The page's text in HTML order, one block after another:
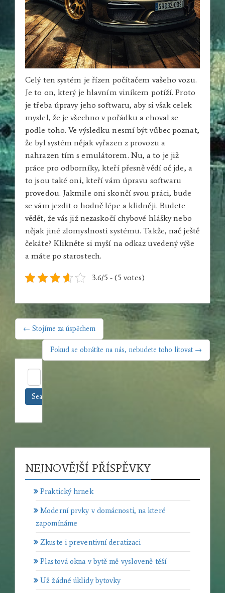
Celý ten systém je řízen počítačem vašeho vozu.
Je to on, který je hlavním viníkem potíží. Proto
je třeba úpravy jeho softwaru, aby si však celek
myslel, že je všechno v pořádku a choval se
podle toho. Ve výsledku nesmí být vůbec poznat,
že byl systém nějak vyřazen z provozu a
nahrazen tím s emulátorem. Nu, a to je již
práce pro odborníky, kteří přesně vědí oč jde, a
to jsou také oni, kteří vám úpravu softwaru
provedou. Jakmile oni skončí svou práci, bude
se vám jezdit o hodně lépe a klidněji. Budete
vědět, že vás již nezaskočí chybové hlášky nebo
nějak jiné zlomyslnosti systému. Takže, nač ještě
čekáte? Klikněte si myší na odkaz uvedený výše
a máte po starostech.
3.6/5 - (5 votes)
NAVIGACE
PRO
PŘÍSPĚVEK
← Stojíme za úspěchem
Pokud se obrátíte na nás, nebudete toho litovat →
Search »
NEJNOVĚJŠÍ PŘÍSPĚVKY
Praktický hrnek
Moderní prvky v domácnosti, na které
zapomínáme
Zkuste i preventivní deratizaci
Plastová okna v bytě mě vysloveně těší
Už žádné úklidy bytovky